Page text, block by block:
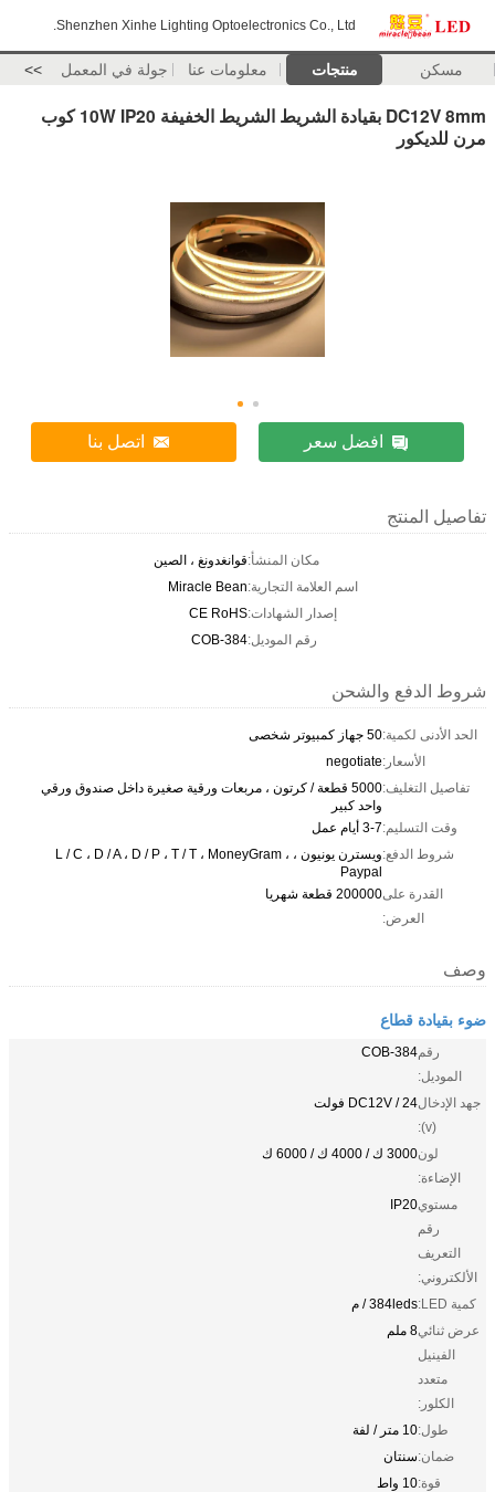
Shenzhen Xinhe Lighting Optoelectronics Co., Ltd.
مسكن منتجات معلومات عنا جولة في المعمل >>
DC12V 8mm بقيادة الشريط الشريط الخفيفة 10W IP20 كوب
مرن للديكور
افضل سعر اتصل بنا
تفاصيل المنتج
مكان المنشأ:قوانغدونغ ، الصين
اسم العلامة التجارية:Miracle Bean
إصدار الشهادات:CE RoHS
رقم الموديل:COB-384
شروط الدفع والشحن
الحد الأدنى لكمية:50 جهاز كمبيوتر شخصى
الأسعار:negotiate
تفاصيل التغليف:
5000 قطعة / كرتون ، مربعات ورقية صغيرة داخل صندوق ورقي
واحد كبير
وقت التسليم:3-7 أيام عمل
شروط الدفع:
ويسترن يونيون ، L / C ، D / A ، D / P ، T / T ، MoneyGram ،
Paypal
القدرة على
العرض:
200000 قطعة شهريا
وصف
ضوء بقيادة قطاع
رقم
الموديل:
COB-384
جهد الإدخال
(v):
DC12V / 24 فولت
لون
الإضاءة:
3000 ك / 4000 ك / 6000 ك
مستوي
رقم
التعريف
الألكتروني:
IP20
كمية LED:
384leds / م
عرض ثنائي
الفينيل
متعدد
الكلور:
8 ملم
طول:10 متر / لفة
ضمان:سنتان
قوة:10 واط